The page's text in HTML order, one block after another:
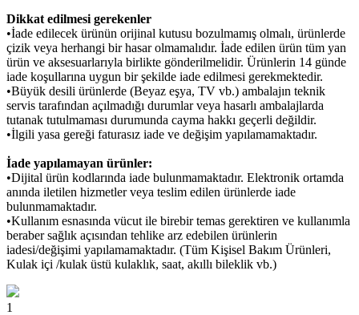
Dikkat edilmesi gerekenler
•İade edilecek ürünün orijinal kutusu bozulmamış olmalı, ürünlerde
çizik veya herhangi bir hasar olmamalıdır. İade edilen ürün tüm yan
ürün ve aksesuarlarıyla birlikte gönderilmelidir. Ürünlerin 14 günde
iade koşullarına uygun bir şekilde iade edilmesi gerekmektedir.
•Büyük desili ürünlerde (Beyaz eşya, TV vb.) ambalajın teknik
servis tarafından açılmadığı durumlar veya hasarlı ambalajlarda
tutanak tutulmaması durumunda cayma hakkı geçerli değildir.
•İlgili yasa gereği faturasız iade ve değişim yapılamamaktadır.
İade yapılamayan ürünler:
•Dijital ürün kodlarında iade bulunmamaktadır. Elektronik ortamda
anında iletilen hizmetler veya teslim edilen ürünlerde iade
bulunmamaktadır.
•Kullanım esnasında vücut ile birebir temas gerektiren ve kullanımla
beraber sağlık açısından tehlike arz edebilen ürünlerin
iadesi/değişimi yapılamamaktadır. (Tüm Kişisel Bakım Ürünleri,
Kulak içi /kulak üstü kulaklık, saat, akıllı bileklik vb.)
1